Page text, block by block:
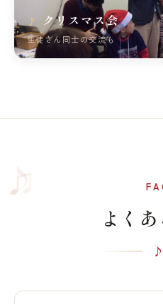
クリスマス会
生徒さん同士の交流も
♫
よく